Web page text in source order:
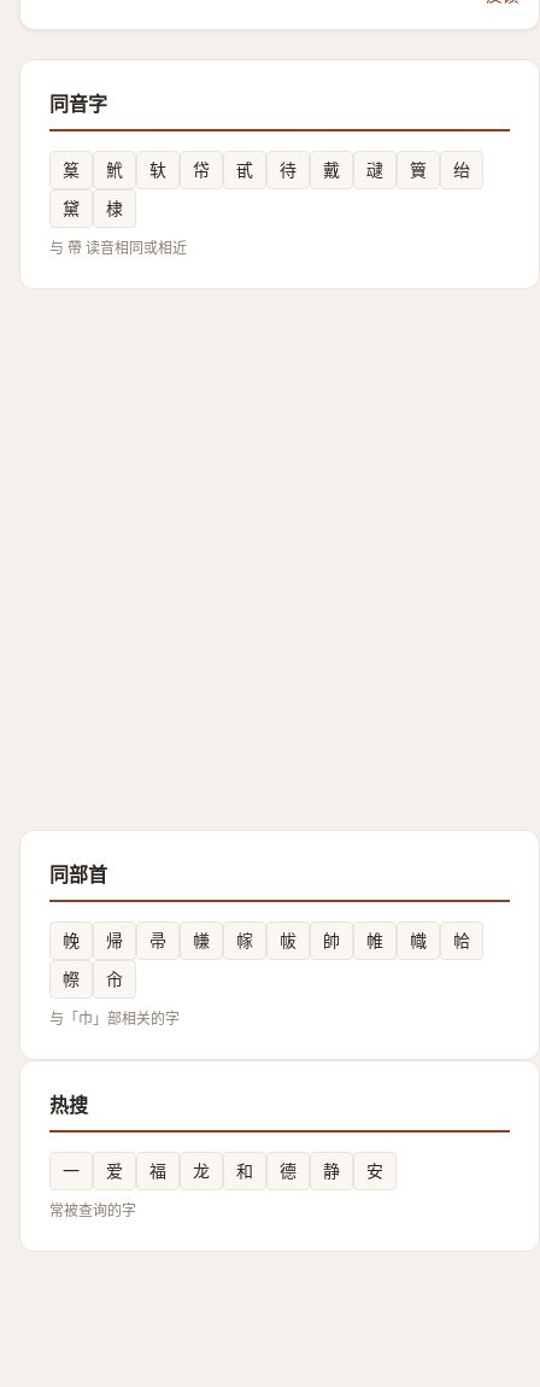
同音字
䈢 鮘 轪 帒 甙 待 戴 叇 簤
绐
黛
棣
与 帶 读音相同或相近
同部首
㡈 帰 帚 㡘 幏 帗 帥 帷 幟
帢
㡜
㠳
与「巾」部相关的字
热搜
一 爱 福 龙 和 德 静 安
常被查询的字